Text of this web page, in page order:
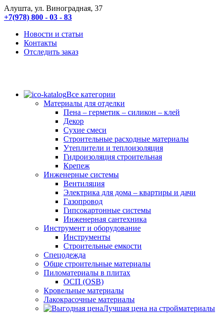
Алушта, ул. Виноградная, 37
+7(978) 800 - 03 - 83
Новости и статьи
Контакты
Отследить заказ
Все категории
Материалы для отделки
Пена – герметик – силикон – клей
Декор
Сухие смеси
Строительные расходные материалы
Утеплители и теплоизоляция
Гидроизоляция строительная
Крепеж
Инженерные системы
Вентиляция
Электрика для дома – квартиры и дачи
Газопровод
Гипсокартонные системы
Инженерная сантехника
Инструмент и оборудование
Инструменты
Строительные емкости
Спецодежда
Обще строительные материалы
Пиломатериалы в плитах
ОСП (OSB)
Кровельные материалы
Лакокрасочные материалы
Лучшая цена на стройматериалы